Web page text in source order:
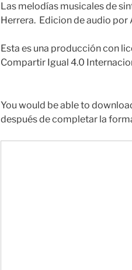
Las melodías musicales de
Herrera. Edicion de audio por
Esta es una producción con
Compartir Igual 4.0
You would be able to
después de completar la